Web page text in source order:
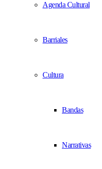
Agenda Cultural
Barriales
Cultura
Bandas
Narrativas